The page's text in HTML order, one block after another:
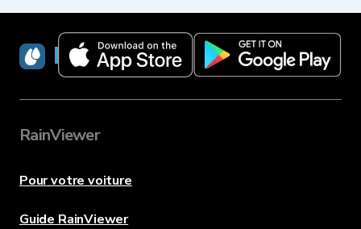
RainViewer
RainViewer
Pour votre voiture
Guide RainViewer